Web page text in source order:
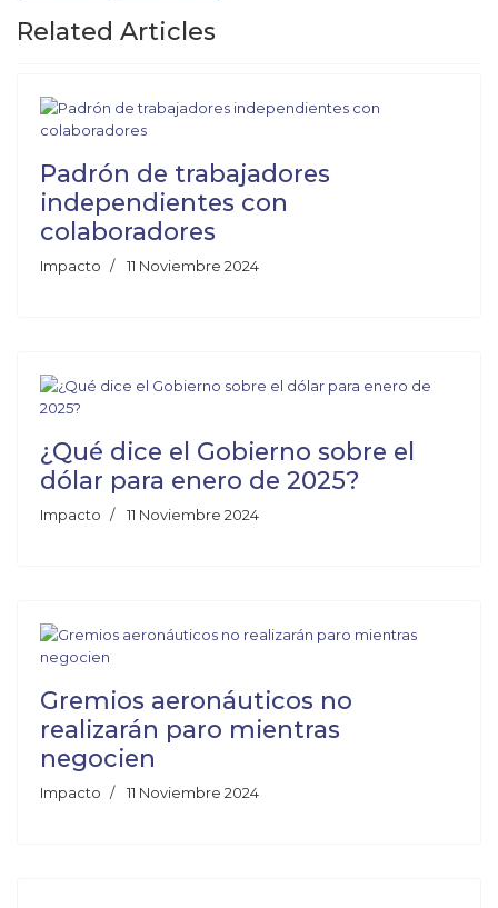
Related Articles
Padrón de trabajadores
independientes con
colaboradores
Impacto 11 Noviembre 2024
¿Qué dice el Gobierno sobre el
dólar para enero de 2025?
Impacto 11 Noviembre 2024
Gremios aeronáuticos no
realizarán paro mientras
negocien
Impacto 11 Noviembre 2024